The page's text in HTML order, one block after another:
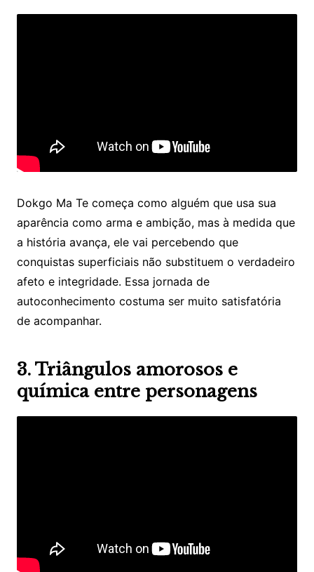
Dokgo Ma Te começa como alguém que usa sua
aparência como arma e ambição, mas à medida que
a história avança, ele vai percebendo que
conquistas superficiais não substituem o verdadeiro
afeto e integridade. Essa jornada de
autoconhecimento costuma ser muito satisfatória
de acompanhar.
3. Triângulos amorosos e
química entre personagens